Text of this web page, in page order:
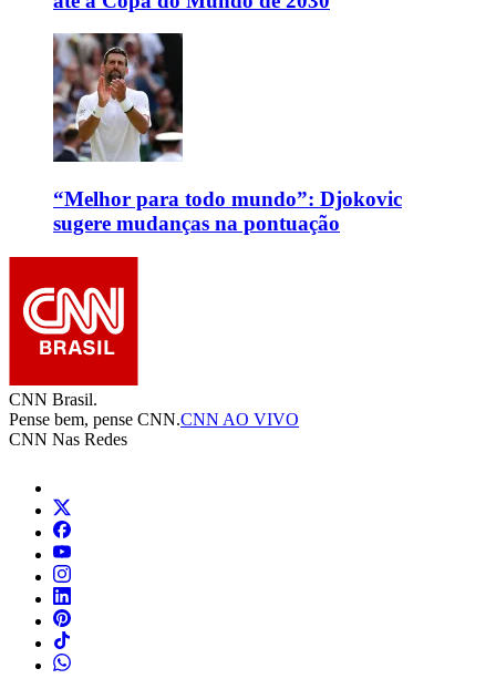
“Melhor para todo mundo”: Djokovic
sugere mudanças na pontuação
CNN Brasil.
Pense bem, pense CNN.CNN AO VIVO
CNN Nas Redes